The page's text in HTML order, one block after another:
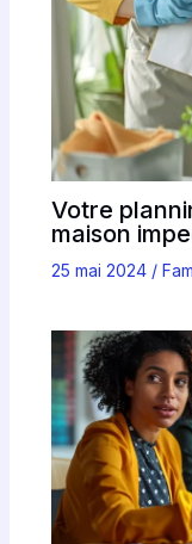
Votre
maison
25 mai 2024 /